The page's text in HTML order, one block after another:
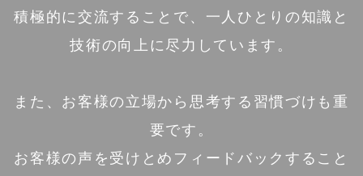
積極的に交流することで、一人ひとりの知識と
技術の向上に尽力しています。
また、お客様の立場から思考する習慣づけも重
要です。
お客様の声を受けとめフィードバックすること